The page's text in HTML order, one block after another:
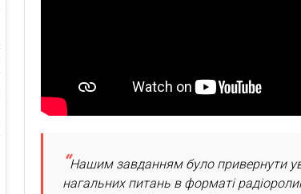
Нашим завданням було привернути
нагальних питань в форматі